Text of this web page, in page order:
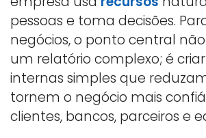
pessoas e toma decisões.
negócios, o ponto central
um relatório complexo; é
internas simples que
tornem o negócio mais
clientes, bancos, parceiros e